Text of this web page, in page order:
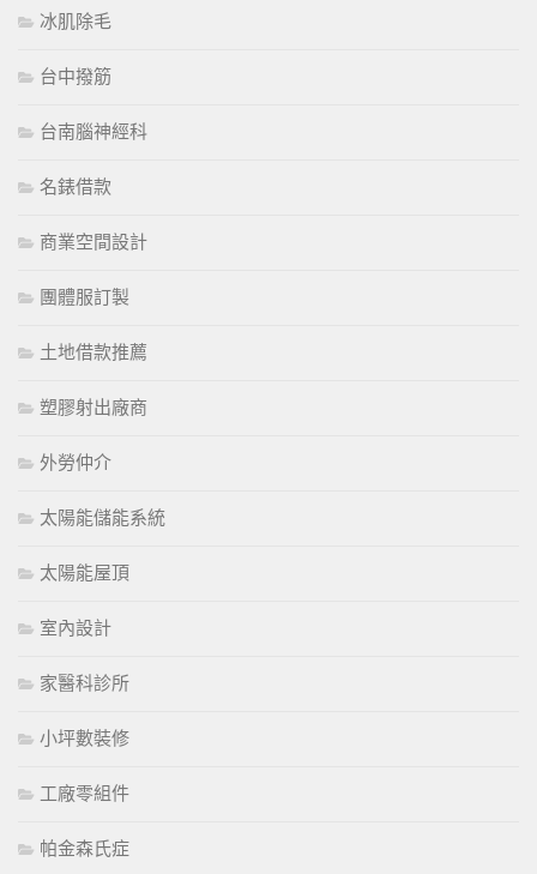
冰肌除毛
台中撥筋
台南腦神經科
名錶借款
商業空間設計
團體服訂製
土地借款推薦
塑膠射出廠商
外勞仲介
太陽能儲能系統
太陽能屋頂
室內設計
家醫科診所
小坪數裝修
工廠零組件
帕金森氏症